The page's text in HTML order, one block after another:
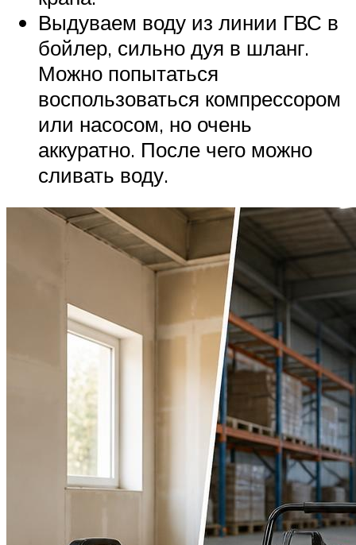
Выдуваем воду из линии ГВС в
бойлер, сильно дуя в шланг.
Можно попытаться
воспользоваться компрессором
или насосом, но очень
аккуратно. После чего можно
сливать воду.